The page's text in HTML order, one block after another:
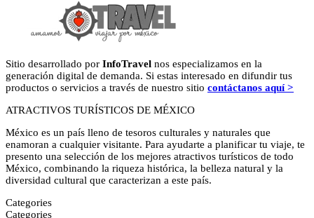
Sitio desarrollado por InfoTravel nos especializamos en la
generación digital de demanda. Si estas interesado en difundir tus
productos o servicios a través de nuestro sitio contáctanos aquí >
ATRACTIVOS TURÍSTICOS DE MÉXICO
México es un país lleno de tesoros culturales y naturales que
enamoran a cualquier visitante. Para ayudarte a planificar tu viaje, te
presento una selección de los mejores atractivos turísticos de todo
México, combinando la riqueza histórica, la belleza natural y la
diversidad cultural que caracterizan a este país.
Categories
Categories